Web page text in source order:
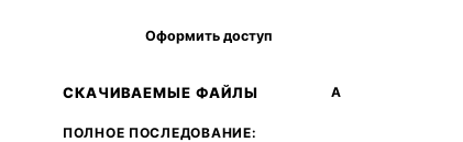
Оформить доступ
СКАЧИВАЕМЫЕ ФАЙЛЫ А
ПОЛНОЕ ПОСЛЕДОВАНИЕ: